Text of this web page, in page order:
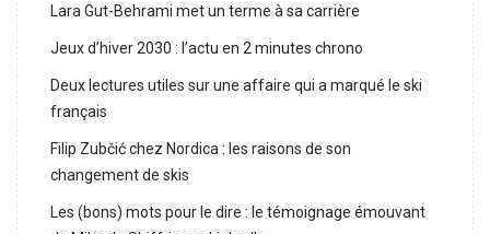
Lara Gut-Behrami met un terme à sa carrière
Jeux d’hiver 2030 : l’actu en 2 minutes chrono
Deux lectures utiles sur une affaire qui a marqué le ski
français
Filip Zubčić chez Nordica : les raisons de son
changement de skis
Les (bons) mots pour le dire : le témoignage émouvant